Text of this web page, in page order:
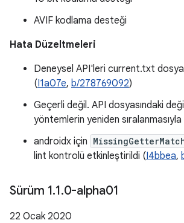
AVIF kodlama desteği
Hata Düzeltmeleri
Deneysel API'leri current.txt
(I1a07e, b/278769092)
Geçerli değil. API dosyasındaki
yöntemlerin yeniden
androidx için
lint kontrolü etkinleştirildi (I4bbea,
Sürüm 1.1.0-alpha01
22 Ocak 2020